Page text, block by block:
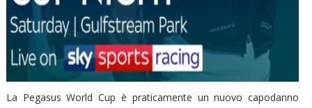
La Pegasus World Cup è praticamente un nuovo capodanno